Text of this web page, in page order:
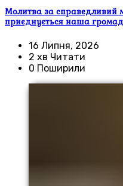
Молитва за справедливий
приєднується наша
16 Липня, 2026
2 хв Читати
0 Поширили